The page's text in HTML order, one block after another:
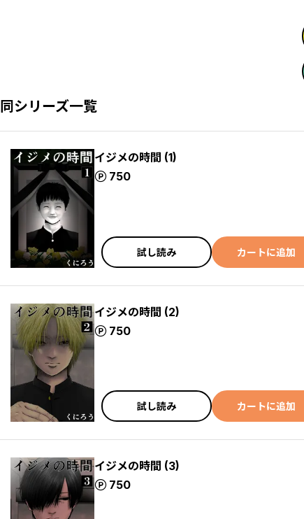
同シリーズ一覧
イジメの時間 (1)
750
ポイント
試し読み カートに追加
イジメの時間 (2)
750
ポイント
試し読み カートに追加
イジメの時間 (3)
750
ポイント